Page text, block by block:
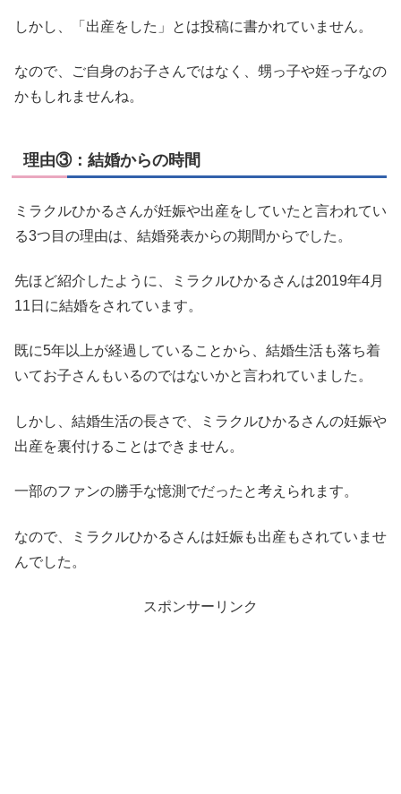
しかし、「出産をした」とは投稿に書かれていません。
なので、ご自身のお子さんではなく、甥っ子や姪っ子なの
かもしれませんね。
理由③：結婚からの時間
ミラクルひかるさんが妊娠や出産をしていたと言われてい
る3つ目の理由は、結婚発表からの期間からでした。
先ほど紹介したように、ミラクルひかるさんは2019年4月
11日に結婚をされています。
既に5年以上が経過していることから、結婚生活も落ち着
いてお子さんもいるのではないかと言われていました。
しかし、結婚生活の長さで、ミラクルひかるさんの妊娠や
出産を裏付けることはできません。
一部のファンの勝手な憶測でだったと考えられます。
なので、ミラクルひかるさんは妊娠も出産もされていませ
んでした。
スポンサーリンク